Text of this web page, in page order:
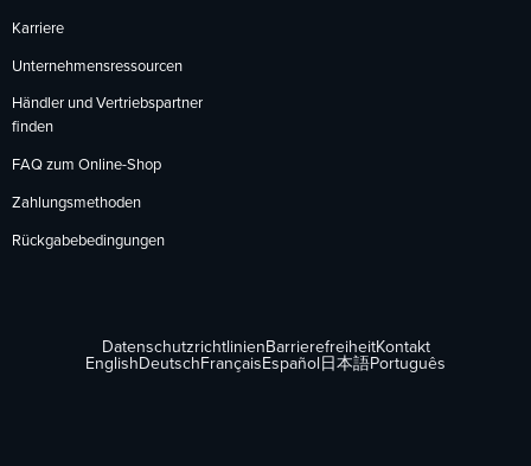
Karriere
Unternehmensressourcen
Händler und Vertriebspartner
finden
FAQ zum Online-Shop
Zahlungsmethoden
Rückgabebedingungen
Datenschutzrichtlinien BarrierefreiheitKontakt
English Deutsch Français Español 日本語Português